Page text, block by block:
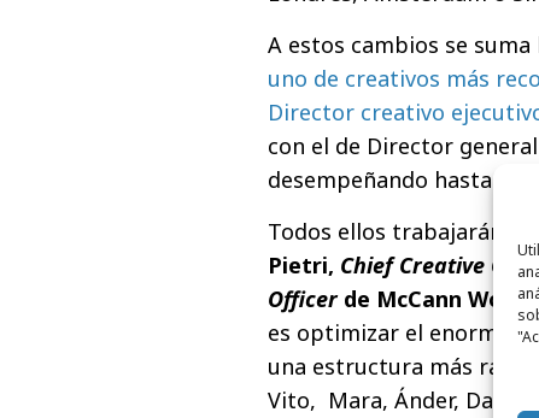
A estos cambios se
uno de creativos más
Director creativo
con el de Director
desempeñando hasta el
Todos ellos trabajarán
Pietri, Chief Creative
Officer de McCann
es optimizar el enorme
una estructura más
Vito, Mara, Ánder, David,